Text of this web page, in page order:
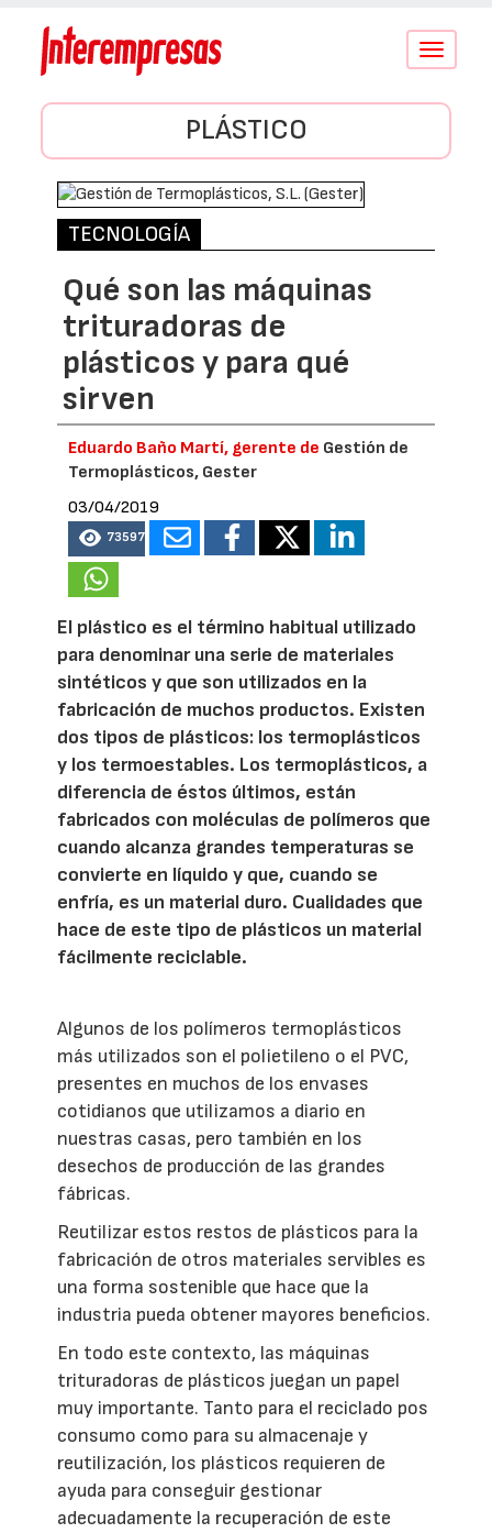
Conmutar
PLÁSTICO
TECNOLOGÍA
Qué son las máquinas
trituradoras de
plásticos y para qué
sirven
Eduardo Baño Martí, gerente de Gestión de
Termoplásticos, Gester
03/04/2019
73597
El plástico es el término habitual utilizado
para denominar una serie de materiales
sintéticos y que son utilizados en la
fabricación de muchos productos. Existen
dos tipos de plásticos: los termoplásticos
y los termoestables. Los termoplásticos, a
diferencia de éstos últimos, están
fabricados con moléculas de polímeros que
cuando alcanza grandes temperaturas se
convierte en líquido y que, cuando se
enfría, es un material duro. Cualidades que
hace de este tipo de plásticos un material
fácilmente reciclable.
Algunos de los polímeros termoplásticos
más utilizados son el polietileno o el PVC,
presentes en muchos de los envases
cotidianos que utilizamos a diario en
nuestras casas, pero también en los
desechos de producción de las grandes
fábricas.
Reutilizar estos restos de plásticos para la
fabricación de otros materiales servibles es
una forma sostenible que hace que la
industria pueda obtener mayores beneficios.
En todo este contexto, las máquinas
trituradoras de plásticos juegan un papel
muy importante. Tanto para el reciclado pos
consumo como para su almacenaje y
reutilización, los plásticos requieren de
ayuda para conseguir gestionar
adecuadamente la recuperación de este